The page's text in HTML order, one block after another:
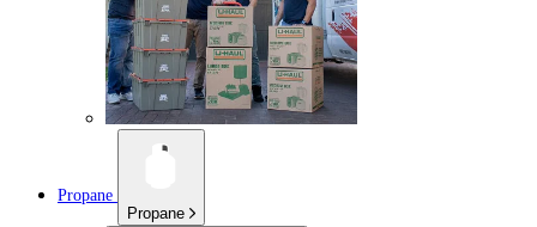
Propane
Propane